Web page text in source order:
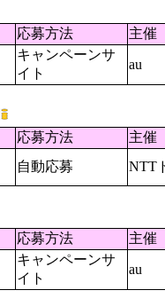
応募方法
主催
キャンペーンサ
イト
au
応募方法
主催
自動応募 NTT
応募方法
主催
キャンペーンサ
イト
au